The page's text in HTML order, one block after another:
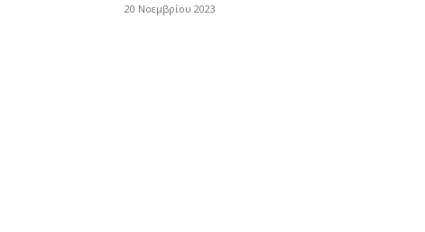
20 Νοεμβρίου 2023